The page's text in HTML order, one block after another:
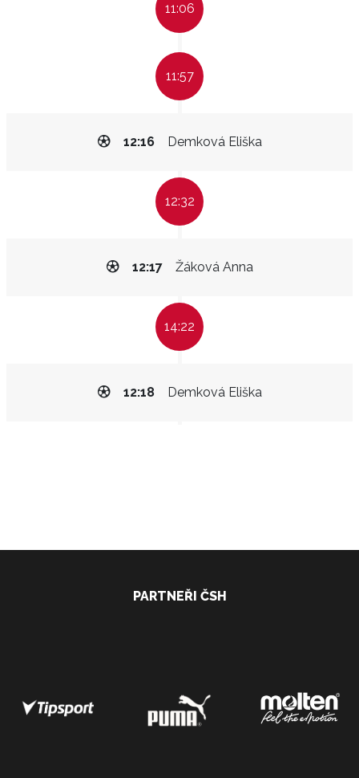
11:06
11:57
Demková Eliška
12:16
12:32
Žáková Anna
12:17
14:22
Demková Eliška
12:18
PARTNEŘI ČSH